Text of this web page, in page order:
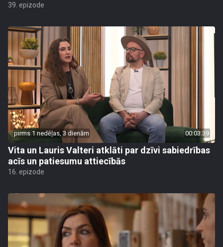
39. epizode
pirms 1 nedēļas, 3 dienām 00:03:39
Vita un Lauris Valteri atklāti par dzīvi sabiedrības
acīs un patiesumu attiecībās
16. epizode